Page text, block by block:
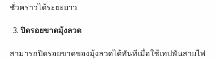
ชั่วคราวได้ระยะยาว
ปิดรอยขาดมุ้งลวด
สามารถปิดรอยขาดของมุ้งลวดได้ทันทีเมื่อใช้เทปพันสายไฟ